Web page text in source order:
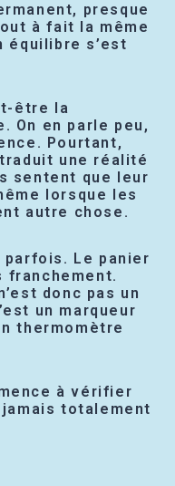
presque
à fait la même
équilibre s’est
être la
On en parle peu,
Pourtant,
une réalité
sentent que leur
lorsque les
autre chose.
Le panier
franchement.
donc pas un
un marqueur
thermomètre
à vérifier
totalement